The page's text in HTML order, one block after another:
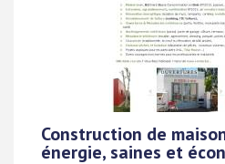
Construction de
énergie, saines et